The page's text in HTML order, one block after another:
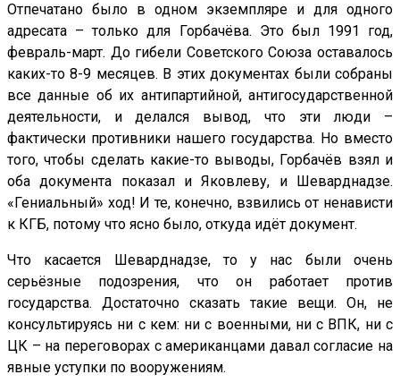
Отпечатано было в одном экземпляре и для одного
адресата – только для Горбачёва. Это был 1991 год,
февраль-март. До гибели Советского Союза оставалось
каких-то 8-9 месяцев. В этих документах были собраны
все данные об их антипартийной, антигосударственной
деятельности, и делался вывод, что эти люди –
фактически противники нашего государства. Но вместо
того, чтобы сделать какие-то выводы, Горбачёв взял и
оба документа показал и Яковлеву, и Шеварднадзе.
«Гениальный» ход! И те, конечно, взвились от ненависти
к КГБ, потому что ясно было, откуда идёт документ.
Что касается Шеварднадзе, то у нас были очень
серьёзные подозрения, что он работает против
государства. Достаточно сказать такие вещи. Он, не
консультируясь ни с кем: ни с военными, ни с ВПК, ни с
ЦК – на переговорах с американцами давал согласие на
явные уступки по вооружениям.